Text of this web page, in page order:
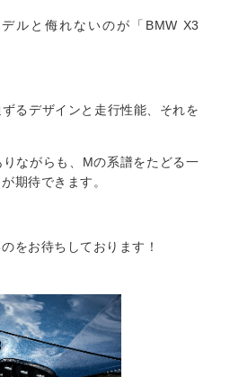
ルと侮れないのが「BMW X3
るデザインと走行性能、それを
ながらも、Mの系譜をたどる一
期待できます。
をお待ちしております！